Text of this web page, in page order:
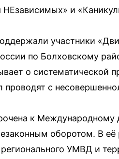
НЕзависимых» и
участники
по Болховскому
о систематической
проводят с
к Международному
оборотом. В её
УМВД и